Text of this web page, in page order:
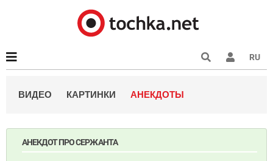
RU
ВИДЕО КАРТИНКИ АНЕКДОТЫ
АНЕКДОТ ПРО СЕРЖАНТА